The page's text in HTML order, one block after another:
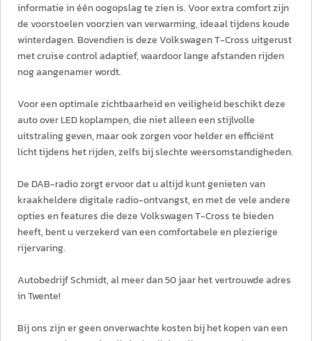
informatie in één oogopslag te zien is. Voor extra comfort zijn
de voorstoelen voorzien van verwarming, ideaal tijdens koude
winterdagen. Bovendien is deze Volkswagen T-Cross uitgerust
met cruise control adaptief, waardoor lange afstanden rijden
nog aangenamer wordt.
Voor een optimale zichtbaarheid en veiligheid beschikt deze
auto over LED koplampen, die niet alleen een stijlvolle
uitstraling geven, maar ook zorgen voor helder en efficiënt
licht tijdens het rijden, zelfs bij slechte weersomstandigheden.
De DAB-radio zorgt ervoor dat u altijd kunt genieten van
kraakheldere digitale radio-ontvangst, en met de vele andere
opties en features die deze Volkswagen T-Cross te bieden
heeft, bent u verzekerd van een comfortabele en plezierige
rijervaring.
Autobedrijf Schmidt, al meer dan 50 jaar het vertrouwde adres
in Twente!
Bij ons zijn er geen onverwachte kosten bij het kopen van een